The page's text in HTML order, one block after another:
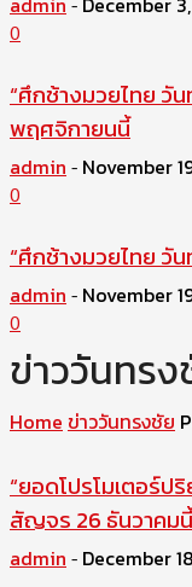
0
“ศึกช้างมวยไทย วั
พฤศจิกายนนี้
admin - November
0
“ศึกช้างมวยไทย
admin - November
0
ข่าววันทรง
Home ข่าววันทรงชัย
“ยอดโปรโมเตอร์ป
สัญจร 26 ธันวาคม
admin - December